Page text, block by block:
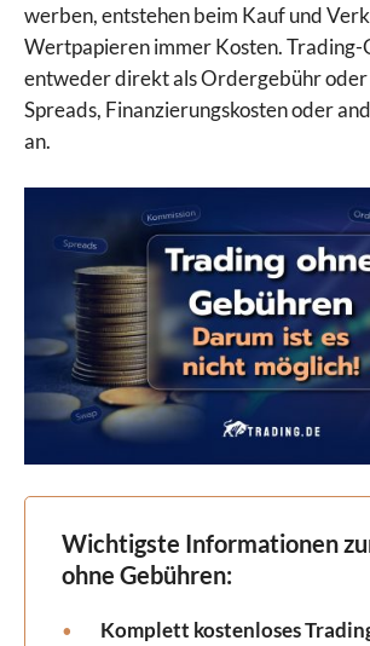
werben, entstehen beim Kauf und
Wertpapieren immer Kosten. Trading-
entweder direkt als Ordergebühr
Spreads, Finanzierungskosten oder
an.
Wichtigste Informationen
ohne Gebühren:
Komplett kostenloses